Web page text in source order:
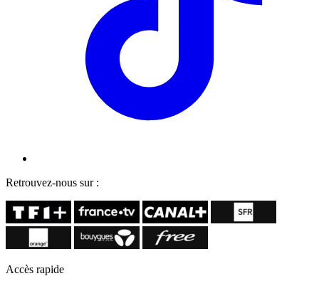
Retrouvez-nous sur :
Accès rapide